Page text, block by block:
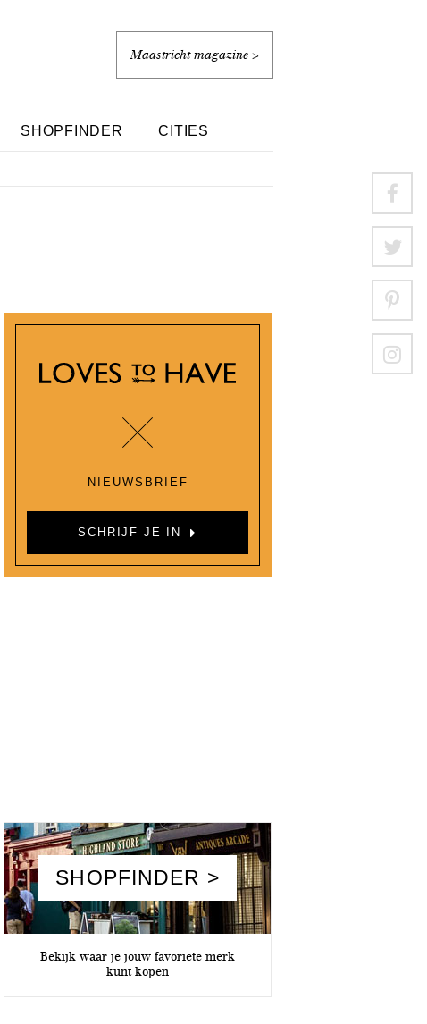
Maastricht magazine >
SHOPFINDER CITIES
NIEUWSBRIEF
SCHRIJF JE IN
SHOPFINDER >
Bekijk waar je jouw favoriete merk
kunt kopen